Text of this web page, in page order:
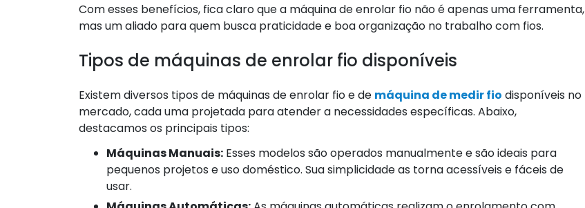
Com esses benefícios, fica claro que a máquina de enrolar fio não é apenas uma ferramenta,
mas um aliado para quem busca praticidade e boa organização no trabalho com fios.
Tipos de máquinas de enrolar fio disponíveis
Existem diversos tipos de máquinas de enrolar fio e de máquina de medir fio disponíveis no
mercado, cada uma projetada para atender a necessidades específicas. Abaixo,
destacamos os principais tipos:
Máquinas Manuais: Esses modelos são operados manualmente e são ideais para
pequenos projetos e uso doméstico. Sua simplicidade as torna acessíveis e fáceis de
usar.